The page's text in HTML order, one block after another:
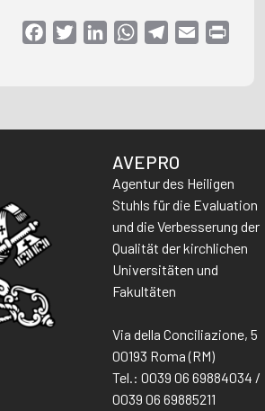
FacebookTwitterLinkedInWhatsAppTelegram
Email
AVEPRO
Agentur des Heiligen
Stuhls für die Evaluation
und die Verbesserung der
Qualität der kirchlichen
Universitäten und
Fakultäten
Via della Conciliazione, 5
00193 Roma (RM)
Tel.: 0039 06 69884034 /
0039 06 69885211